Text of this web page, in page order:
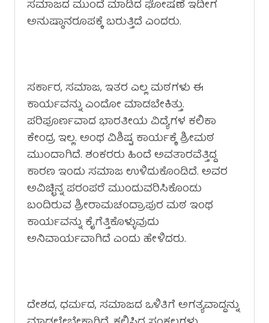
ಸಮಾಜದ ಮುಂದೆ ಮಾಡಿದ ಘೋಷಣೆ ಇದೀಗ
ಅನುಷ್ಠಾನರೂಪಕ್ಕೆ ಬರುತ್ತಿದೆ ಎಂದರು.
ಸರ್ಕಾರ, ಸಮಾಜ, ಇತರ ಎಲ್ಲ ಮಠಗಳು ಈ
ಕಾರ್ಯವನ್ನು ಎಂದೋ ಮಾಡಬೇಕಿತ್ತು.
ಪರಿಪೂರ್ಣವಾದ ಭಾರತೀಯ ವಿದ್ಯೆಗಳ ಕಲಿಕಾ
ಕೇಂದ್ರ ಇಲ್ಲ. ಅಂಥ ವಿಶಿಷ್ಟ ಕಾರ್ಯಕ್ಕೆ ಶ್ರೀಮಠ
ಮುಂದಾಗಿದೆ. ಶಂಕರರು ಹಿಂದೆ ಅವತಾರವೆತ್ತಿದ್ದ
ಕಾರಣ ಇಂದು ಸಮಾಜ ಉಳಿದುಕೊಂಡಿದೆ. ಅವರ
ಅವಿಚ್ಛಿನ್ನ ಪರಂಪರೆ ಮುಂದುವರಿಸಿಕೊಂಡು
ಬಂದಿರುವ ಶ್ರೀರಾಮಚಂದ್ರಾಪುರ ಮಠ ಇಂಥ
ಕಾರ್ಯವನ್ನು ಕೈಗೆತ್ತಿಕೊಳ್ಳುವುದು
ಅನಿವಾರ್ಯವಾಗಿದೆ ಎಂದು ಹೇಳಿದರು.
ದೇಶದ, ಧರ್ಮದ, ಸಮಾಜದ ಒಳಿತಿಗೆ ಅಗತ್ಯವಾದ್ದನ್ನು